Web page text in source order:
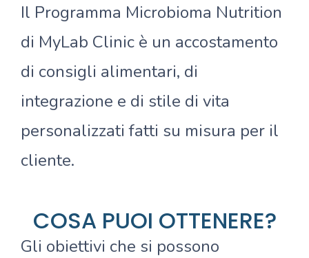
Il Programma Microbioma Nutrition
di MyLab Clinic è un accostamento
di consigli alimentari, di
integrazione e di stile di vita
personalizzati fatti su misura per il
cliente.
COSA PUOI OTTENERE?
Gli obiettivi che si possono